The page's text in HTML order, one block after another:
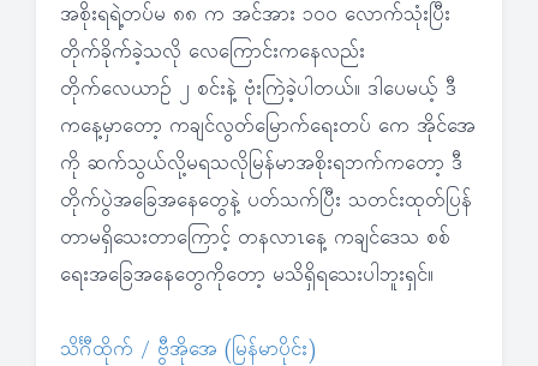
အစိုးရရဲ့တပ်မ ၈၈ က အင်အား ၁ဝဝ လောက်သုံးပြီး
တိုက်ခိုက်ခဲ့သလို လေကြောင်းကနေလည်း
တိုက်လေယာဉ် ၂ စင်းနဲ့ ဗုံးကြဲခဲ့ပါတယ်။ ဒါပေမယ့် ဒီ
ကနေ့မှာတော့ ကချင်လွတ်မြောက်ရေးတပ် ကေ အိုင်အေ
ကို ဆက်သွယ်လို့မရသလိုမြန်မာအစိုးရဘက်ကတော့ ဒီ
တိုက်ပွဲအခြေအနေတွေနဲ့ ပတ်သက်ပြီး သတင်းထုတ်ပြန်
တာမရှိသေးတာကြောင့် တနလာၤနေ့ ကချင်ဒေသ စစ်
ရေးအခြေအနေတွေကိုတော့ မသိရှိရသေးပါဘူးရှင်။
သိင်္ဂီထိုက် / ဗွီအိုအေ (မြန်မာပိုင်း)